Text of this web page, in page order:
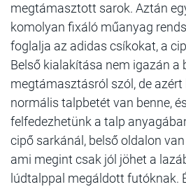
megtámasztott sarok. Aztán
komolyan fixáló műanyag
foglalja az adidas csíkokat, a
Belső kialakítása nem igazán a
megtámasztásról szól, de azért
normális talpbetét van benne,
felfedezhetünk a talp
cipő sarkánál, belső oldalon
ami megint csak jól jöhet a
lúdtalppal megáldott futóknak.